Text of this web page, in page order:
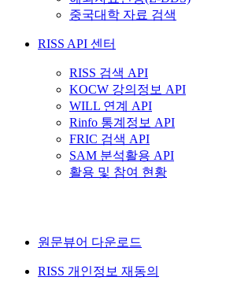
중국대학 자료 검색
RISS API 센터
RISS 검색 API
KOCW 강의정보 API
WILL 연계 API
Rinfo 통계정보 API
FRIC 검색 API
SAM 분석활용 API
활용 및 참여 현황
원문뷰어 다운로드
RISS 개인정보 재동의